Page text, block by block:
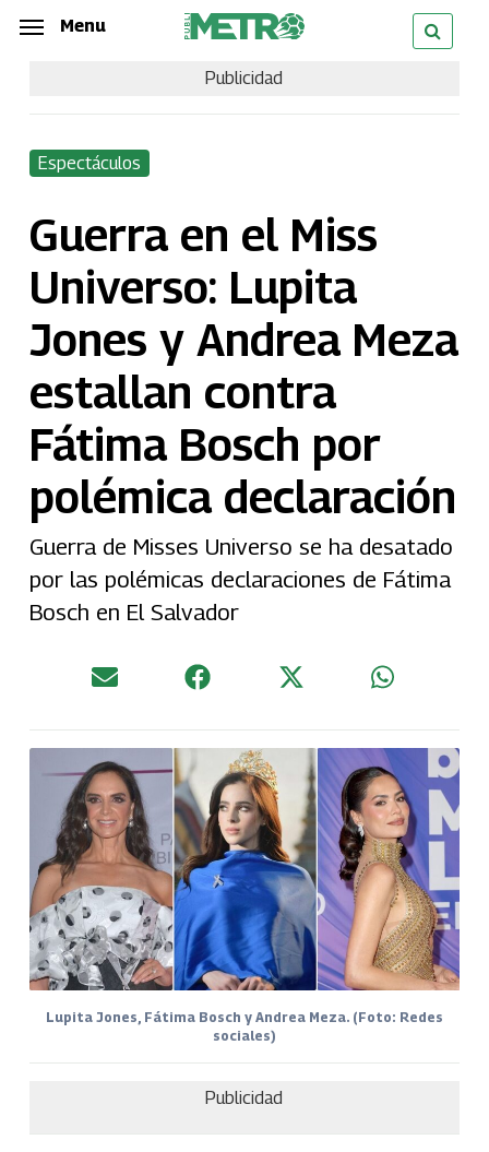
Skip
content
Menu
Publicidad
Espectáculos
Guerra en el Miss
Universo: Lupita
Jones y Andrea Meza
estallan contra
Fátima Bosch por
polémica declaración
Guerra de Misses Universo se ha desatado
por las polémicas declaraciones de Fátima
Bosch en El Salvador
Lupita Jones, Fátima Bosch y Andrea Meza. (Foto: Redes
sociales)
Publicidad
Menu